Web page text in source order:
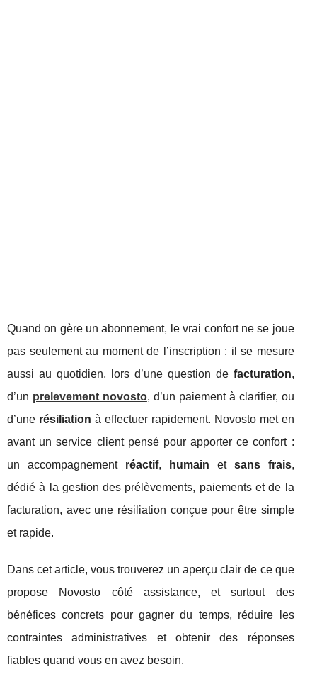
Quand on gère un abonnement, le vrai confort ne se joue
pas seulement au moment de l’inscription : il se mesure
aussi au quotidien, lors d’une question de facturation,
d’un prelevement novosto, d’un paiement à clarifier, ou
d’une résiliation à effectuer rapidement. Novosto met en
avant un service client pensé pour apporter ce confort :
un accompagnement réactif, humain et sans frais,
dédié à la gestion des prélèvements, paiements et de la
facturation, avec une résiliation conçue pour être simple
et rapide.
Dans cet article, vous trouverez un aperçu clair de ce que
propose Novosto côté assistance, et surtout des
bénéfices concrets pour gagner du temps, réduire les
contraintes administratives et obtenir des réponses
fiables quand vous en avez besoin.